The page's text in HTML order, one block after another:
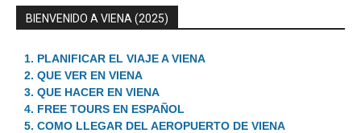
BIENVENIDO A VIENA (2025)
1. PLANIFICAR EL VIAJE A VIENA
2. QUE VER EN VIENA
3. QUE HACER EN VIENA
4. FREE TOURS EN ESPAÑOL
5. COMO LLEGAR DEL AEROPUERTO DE VIENA